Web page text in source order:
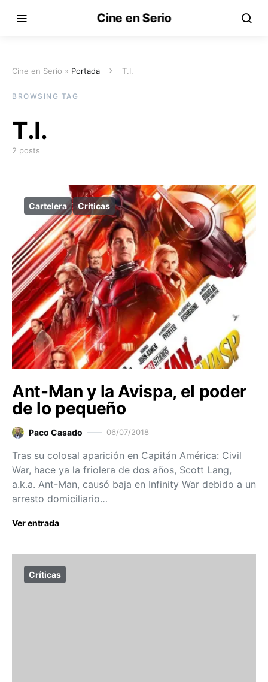
Cine en Serio
Cine en Serio » Portada T.I.
BROWSING TAG
T.I.
2 posts
Cartelera Críticas
Ant-Man y la Avispa, el poder
de lo pequeño
Paco Casado 06/07/2018
Tras su colosal aparición en Capitán América: Civil
War, hace ya la friolera de dos años, Scott Lang,
a.k.a. Ant-Man, causó baja en Infinity War debido a un
arresto domiciliario…
Ver entrada
Críticas